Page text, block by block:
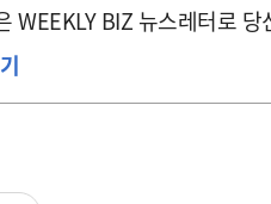
WEEKLY BIZ 뉴스레터로